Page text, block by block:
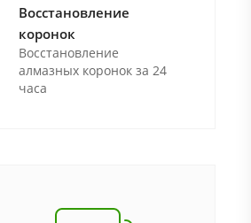
Восстановление
коронок
Восстановление
алмазных коронок за 24
часа